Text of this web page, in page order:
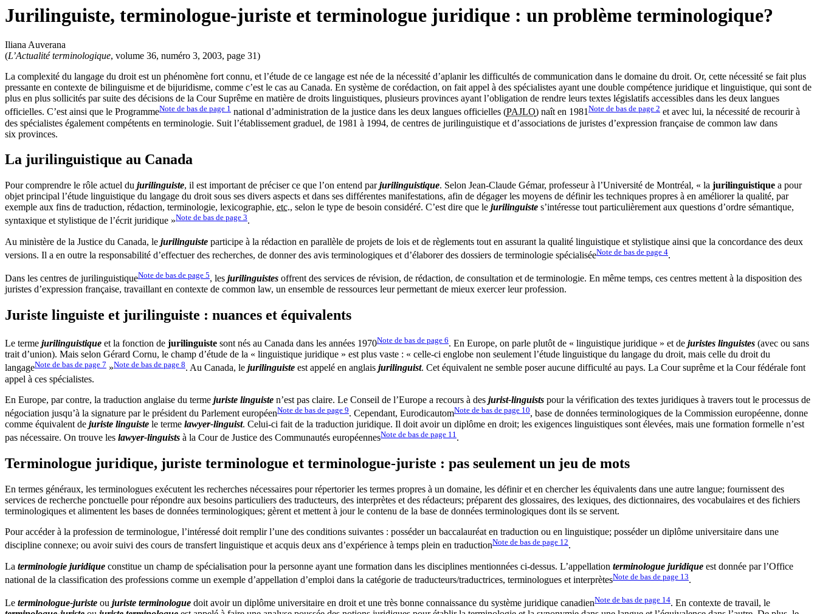
Jurilinguiste, terminologue-juriste et terminologue juridique : un problème terminologique?
Iliana Auverana
(L’Actualité terminologique, volume 36, numéro 3, 2003, page 31)
La complexité du langage du droit est un phénomène fort connu, et l’étude de ce langage est née de la nécessité d’aplanir les difficultés de communication dans le domaine du droit. Or, cette nécessité se fait plus
pressante en contexte de bilinguisme et de bijuridisme, comme c’est le cas au Canada. En système de corédaction, on fait appel à des spécialistes ayant une double compétence juridique et linguistique, qui sont de
plus en plus sollicités par suite des décisions de la Cour Suprême en matière de droits linguistiques, plusieurs provinces ayant l’obligation de rendre leurs textes législatifs accessibles dans les deux langues
officielles. C’est ainsi que le ProgrammeNote de bas de page 1 national d’administration de la justice dans les deux langues officielles (PAJLO) naît en 1981Note de bas de page 2 et avec lui, la nécessité de recourir à
des spécialistes également compétents en terminologie. Suit l’établissement graduel, de 1981 à 1994, de centres de jurilinguistique et d’associations de juristes d’expression française de common law dans
six provinces.
La jurilinguistique au Canada
Pour comprendre le rôle actuel du jurilinguiste, il est important de préciser ce que l’on entend parjurilinguistique. Selon Jean-Claude Gémar, professeur à l’Université de Montréal, « la jurilinguistique a pour
objet principal l’étude linguistique du langage du droit sous ses divers aspects et dans ses différentes manifestations, afin de dégager les moyens de définir les techniques propres à en améliorer la qualité, par
exemple aux fins de traduction, rédaction, terminologie, lexicographie, etc., selon le type de besoin considéré. C’est dire que le jurilinguiste s’intéresse tout particulièrement aux questions d’ordre sémantique,
syntaxique et stylistique de l’écrit juridique »Note de bas de page 3.
Au ministère de la Justice du Canada, le jurilinguiste participe à la rédaction en parallèle de projets de lois et de règlements tout en assurant la qualité linguistique et stylistique ainsi que la concordance des deux
versions. Il a en outre la responsabilité d’effectuer des recherches, de donner des avis terminologiques et d’élaborer des dossiers de terminologie spécialiséeNote de bas de page 4.
Dans les centres de jurilinguistiqueNote de bas de page 5, les jurilinguistes offrent des services de révision, de rédaction, de consultation et de terminologie. En même temps, ces centres mettent à la disposition des
juristes d’expression française, travaillant en contexte de common law, un ensemble de ressources leur permettant de mieux exercer leur profession.
Juriste linguiste et jurilinguiste : nuances et équivalents
Le terme jurilinguistique et la fonction de jurilinguiste sont nés au Canada dans les années 1970Note de bas de page 6. En Europe, on parle plutôt de « linguistique juridique » et de juristes linguistes (avec ou sans
trait d’union). Mais selon Gérard Cornu, le champ d’étude de la « linguistique juridique » est plus vaste : « celle-ci englobe non seulement l’étude linguistique du langage du droit, mais celle du droit du
langageNote de bas de page 7 »Note de bas de page 8. Au Canada, le jurilinguiste est appelé en anglais jurilinguist. Cet équivalent ne semble poser aucune difficulté au pays. La Cour suprême et la Cour fédérale font
appel à ces spécialistes.
En Europe, par contre, la traduction anglaise du terme juriste linguiste n’est pas claire. Le Conseil de l’Europe a recours à des jurist-linguists pour la vérification des textes juridiques à travers tout le processus de
négociation jusqu’à la signature par le président du Parlement européenNote de bas de page 9. Cependant, EurodicautomNote de bas de page 10, base de données terminologiques de la Commission européenne, donne
comme équivalent de juriste linguiste le terme lawyer-linguist. Celui-ci fait de la traduction juridique. Il doit avoir un diplôme en droit; les exigences linguistiques sont élevées, mais une formation formelle n’est
pas nécessaire. On trouve les lawyer-linguists à la Cour de Justice des Communautés européennesNote de bas de page 11.
Terminologue juridique, juriste terminologue et terminologue-juriste : pas seulement un jeu de mots
En termes généraux, les terminologues exécutent les recherches nécessaires pour répertorier les termes propres à un domaine, les définir et en chercher les équivalents dans une autre langue; fournissent des
services de recherche ponctuelle pour répondre aux besoins particuliers des traducteurs, des interprètes et des rédacteurs; préparent des glossaires, des lexiques, des dictionnaires, des vocabulaires et des fichiers
terminologiques et alimentent les bases de données terminologiques; gèrent et mettent à jour le contenu de la base de données terminologiques dont ils se servent.
Pour accéder à la profession de terminologue, l’intéressé doit remplir l’une des conditions suivantes : posséder un baccalauréat en traduction ou en linguistique; posséder un diplôme universitaire dans une
discipline connexe; ou avoir suivi des cours de transfert linguistique et acquis deux ans d’expérience à temps plein en traductionNote de bas de page 12.
La terminologie juridique constitue un champ de spécialisation pour la personne ayant une formation dans les disciplines mentionnées ci-dessus. L’appellation terminologue juridique est donnée par l’Office
national de la classification des professions comme un exemple d’appellation d’emploi dans la catégorie de traducteurs/traductrices, terminologues et interprètesNote de bas de page 13.
Le terminologue-juriste ou juriste terminologue doit avoir un diplôme universitaire en droit et une très bonne connaissance du système juridique canadienNote de bas de page 14. En contexte de travail, le